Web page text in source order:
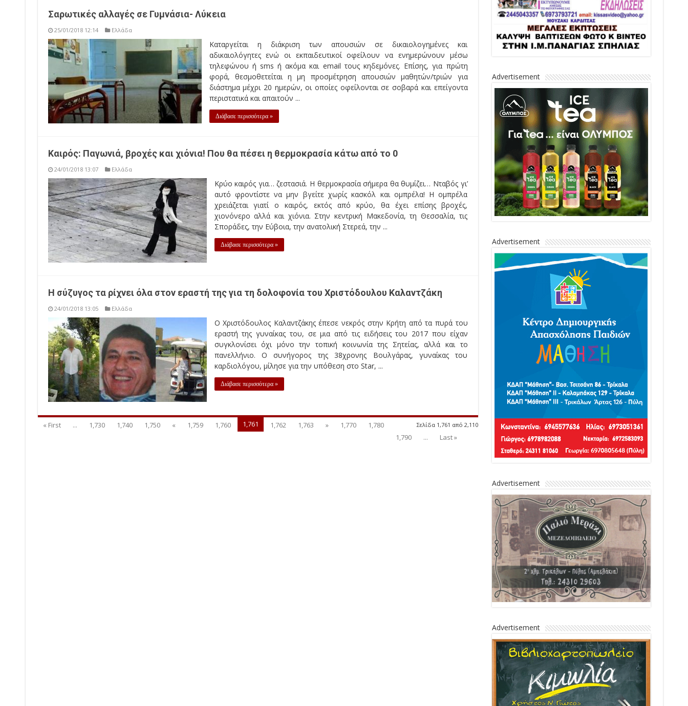
Σαρωτικές αλλαγές σε Γυμνάσια- Λύκεια
25/01/2018 12:14 Ελλάδα
Καταργείται η διάκριση των απουσιών σε δικαιολογημένες και
αδικαιολόγητες ενώ οι εκπαιδευτικοί οφείλουν να ενημερώνουν μέσω
τηλεφώνου ή sms ή ακόμα και email τους κηδεμόνες. Επίσης, για πρώτη
φορά, θεσμοθετείται η μη προσμέτρηση απουσιών μαθητών/τριών για
διάστημα μέχρι 20 ημερών, οι οποίες οφείλονται σε σοβαρά και επείγοντα
περιστατικά και απαιτούν ...
Διάβασε περισσότερα »
Καιρός: Παγωνιά, βροχές και χιόνια! Που θα πέσει η θερμοκρασία κάτω από το 0
24/01/2018 13:07 Ελλάδα
Κρύο καιρός για… ζεστασιά. Η θερμοκρασία σήμερα θα θυμίζει… Νταβός γι’
αυτό φροντίστε να μην βγείτε χωρίς κασκόλ και ομπρέλα! Η ομπρέλα
χρειάζεται γιατί ο καιρός, εκτός από κρύο, θα έχει επίσης βροχές,
χιονόνερο αλλά και χιόνια. Στην κεντρική Μακεδονία, τη Θεσσαλία, τις
Σποράδες, την Εύβοια, την ανατολική Στερεά, την ...
Διάβασε περισσότερα »
Η σύζυγος τα ρίχνει όλα στον εραστή της για τη δολοφονία του Χριστόδουλου Καλαντζάκη
24/01/2018 13:05 Ελλάδα
Ο Χριστόδουλος Καλαντζάκης έπεσε νεκρός στην Κρήτη από τα πυρά του
εραστή της γυναίκας του, σε μια από τις ειδήσεις του 2017 που είχαν
συγκλονίσει όχι μόνο την τοπική κοινωνία της Σητείας, αλλά και το
πανελλήνιο. Ο συνήγορος της 38χρονης Βουλγάρας, γυναίκας του
καρδιολόγου, μίλησε για την υπόθεση στο Star, ...
Διάβασε περισσότερα »
Σελίδα 1,761 από 2,110
« First ... 1,730 1,740 1,750 « 1,759 1,760 1,761 1,762 1,763 » 1,770
1,780
1,790
... Last »
Advertisement
Advertisement
Advertisement
Advertisement